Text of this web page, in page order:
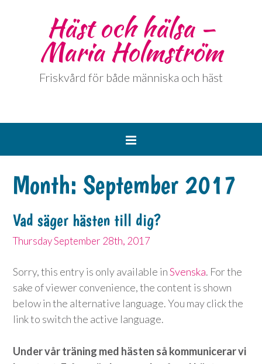
Häst och hälsa –
Maria Holmström
Friskvård för både människa och häst
Month: September 2017
Vad säger hästen till dig?
Thursday September 28th, 2017
Sorry, this entry is only available inSvenska. For the
sake of viewer convenience, the content is shown
below in the alternative language. You may click the
link to switch the active language.
Under vår träning med hästen så kommunicerar vi